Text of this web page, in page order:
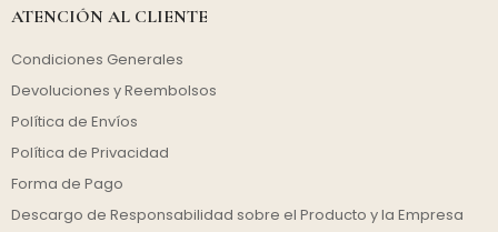
ATENCIÓN AL CLIENTE
Condiciones Generales
Devoluciones y Reembolsos
Política de Envíos
Política de Privacidad
Forma de Pago
Descargo de Responsabilidad sobre el Producto y la Empresa